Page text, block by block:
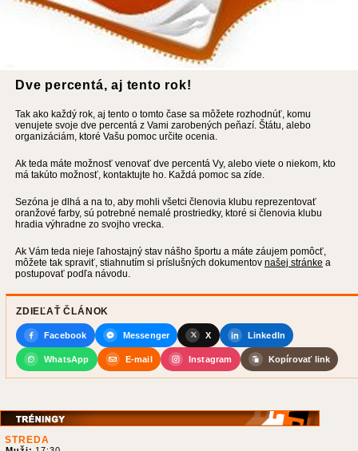
Dve percentá, aj tento rok!
Tak ako každý rok, aj tento o tomto čase sa môžete rozhodnúť, komu
venujete svoje dve percentá z Vami zarobených peňazí. Štátu, alebo
organizáciám, ktoré Vašu pomoc určite ocenia.
Ak teda máte možnosť venovať dve percentá Vy, alebo viete o niekom, kto
má takúto možnosť, kontaktujte ho. Každá pomoc sa zíde.
Sezóna je dlhá a na to, aby mohli všetci členovia klubu reprezentovať
oranžové farby, sú potrebné nemalé prostriedky, ktoré si členovia klubu
hradia výhradne zo svojho vrecka.
Ak Vám teda nieje ľahostajný stav nášho športu a máte záujem pomôcť,
môžete tak spraviť, stiahnutím si príslušných dokumentov našej stránke a
postupovať podľa návodu.
ZDIEĽAŤ ČLÁNOK
Facebook Messenger X LinkedIn
WhatsApp E-mail Instagram Kopírovať link
STREDA